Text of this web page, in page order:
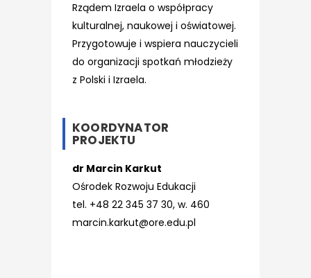
Rządem Izraela o współpracy
kulturalnej, naukowej i oświatowej.
Przygotowuje i wspiera nauczycieli
do organizacji spotkań młodzieży
z Polski i Izraela.
KOORDYNATOR
PROJEKTU
dr Marcin Karkut
Ośrodek Rozwoju Edukacji
tel. +48 22 345 37 30, w. 460
marcin.karkut@ore.edu.pl